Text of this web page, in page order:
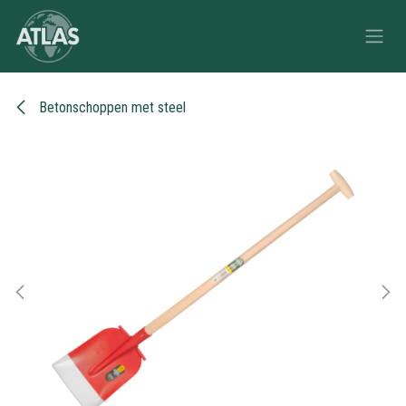
Overslaan naar inhoud
Betonschoppen met steel